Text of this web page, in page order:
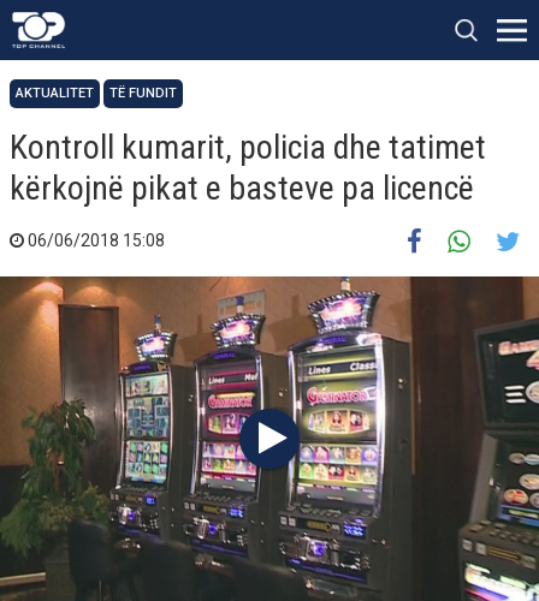
AKTUALITET TË FUNDIT
Kontroll kumarit, policia dhe tatimet
kërkojnë pikat e basteve pa licencë
06/06/2018 15:08